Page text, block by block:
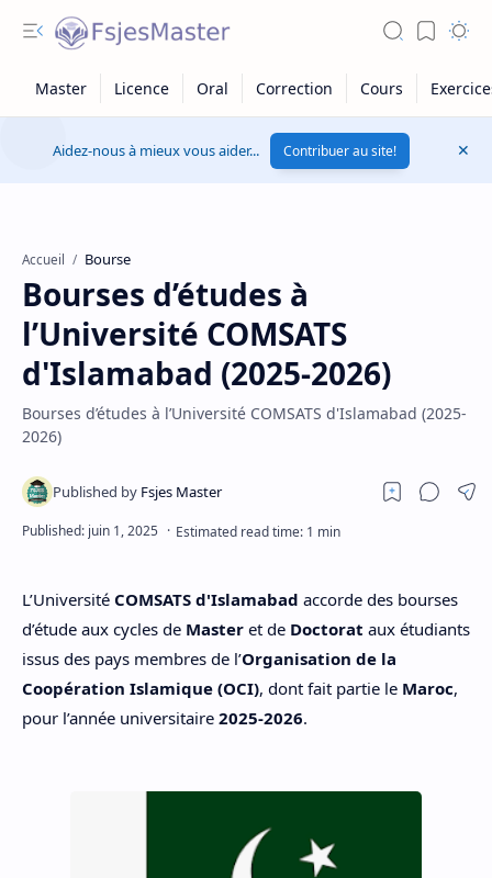
Aidez-nous à mieux vous aider... Contribuer au site!
Accueil Bourse
Bourses d’études à
l’Université COMSATS
d'Islamabad (2025-2026)
Bourses d’études à l’Université COMSATS d'Islamabad (2025-
2026)
L’Université COMSATS d'Islamabad accorde des bourses
d’étude aux cycles de Master et de Doctorat aux étudiants
issus des pays membres de l’Organisation de la
Coopération Islamique (OCI), dont fait partie le Maroc,
pour l’année universitaire 2025-2026.